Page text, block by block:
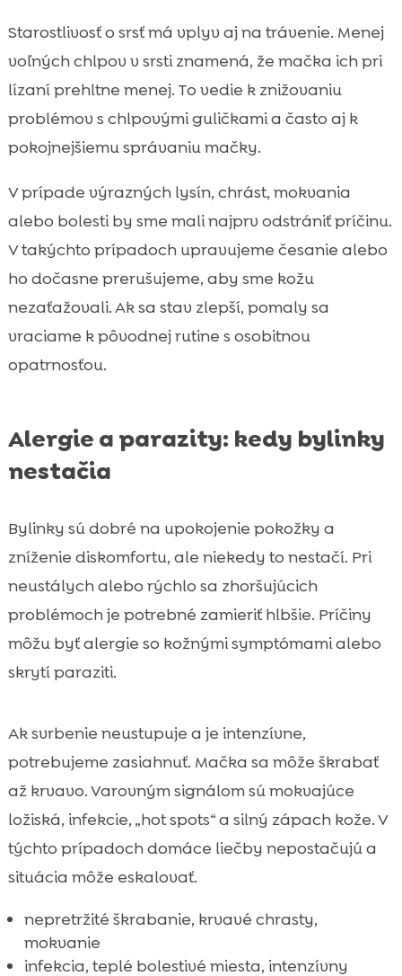
Starostlivosť o srsť má vplyv aj na trávenie. Menej
voľných chlpov v srsti znamená, že mačka ich pri
lízaní prehltne menej. To vedie k znižovaniu
problémov s chlpovými guličkami a často aj k
pokojnejšiemu správaniu mačky.
V prípade výrazných lysín, chrást, mokvania
alebo bolesti by sme mali najprv odstrániť príčinu.
V takýchto prípadoch upravujeme česanie alebo
ho dočasne prerušujeme, aby sme kožu
nezaťažovali. Ak sa stav zlepší, pomaly sa
vraciame k pôvodnej rutine s osobitnou
opatrnosťou.
Alergie a parazity: kedy bylinky
nestačia
Bylinky sú dobré na upokojenie pokožky a
zníženie diskomfortu, ale niekedy to nestačí. Pri
neustálych alebo rýchlo sa zhoršujúcich
problémoch je potrebné zamieriť hlbšie. Príčiny
môžu byť alergie so kožnými symptómami alebo
skrytí paraziti.
Ak svrbenie neustupuje a je intenzívne,
potrebujeme zasiahnuť. Mačka sa môže škrabať
až krvavo. Varovným signálom sú mokvajúce
ložiská, infekcie, „hot spots“ a silný zápach kože. V
týchto prípadoch domáce liečby nepostačujú a
situácia môže eskalovať.
nepretržité škrabanie, krvavé chrasty,
mokvanie
infekcia, teplé bolestivé miesta, intenzívny